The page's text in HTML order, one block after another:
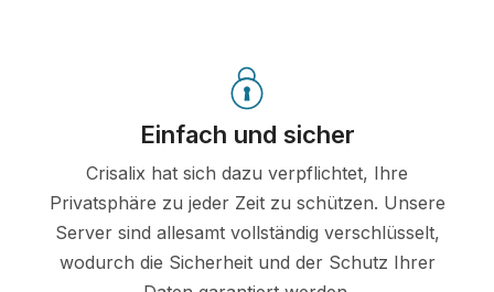
Einfach und sicher
Crisalix hat sich dazu verpflichtet, Ihre
Privatsphäre zu jeder Zeit zu schützen. Unsere
Server sind allesamt vollständig verschlüsselt,
wodurch die Sicherheit und der Schutz Ihrer